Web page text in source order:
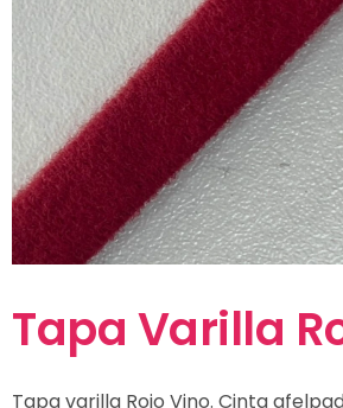
Tapa Varilla
Tapa varilla Rojo Vino. Cinta